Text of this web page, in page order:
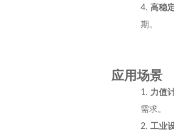
4. 高稳
期。
应用场景
1. 力值
需求。
2. 工业